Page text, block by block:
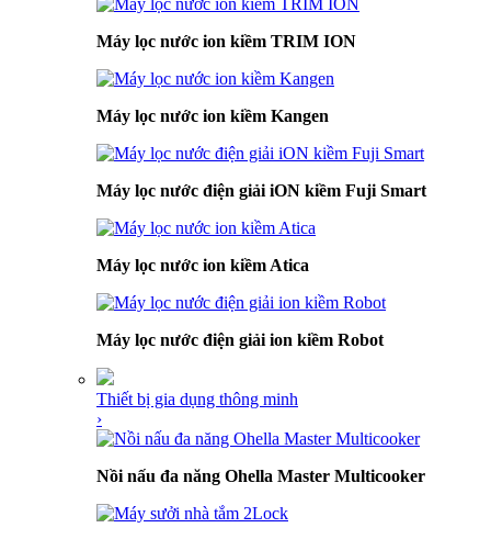
Máy lọc nước ion kiềm TRIM ION
Máy lọc nước ion kiềm Kangen
Máy lọc nước điện giải iON kiềm Fuji Smart
Máy lọc nước ion kiềm Atica
Máy lọc nước điện giải ion kiềm Robot
Thiết bị gia dụng thông minh
›
Nồi nấu đa năng Ohella Master Multicooker